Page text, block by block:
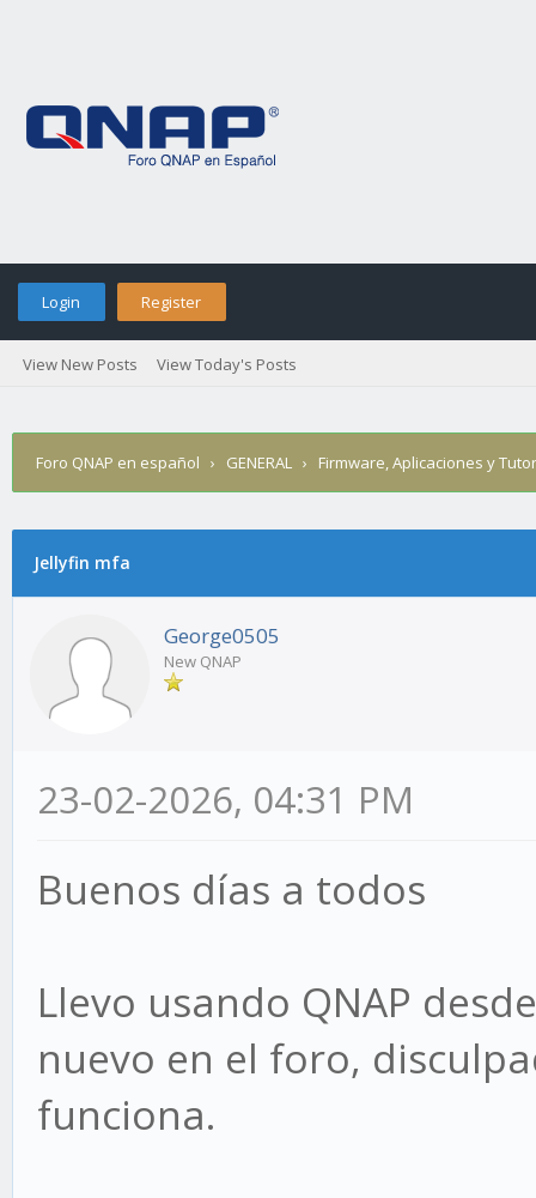
Login Register
View New Posts View Today's Posts
Foro QNAP en español › GENERAL › Firmware, Aplicaciones y
Jellyfin mfa
George0505
New QNAP
23-02-2026, 04:31 PM
Buenos días a todos
Llevo usando QNAP
nuevo en el foro,
funciona.